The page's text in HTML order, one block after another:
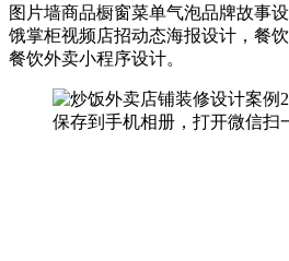
图片墙商品橱窗菜单气泡品牌故事
饿掌柜视频店招动态海报设计，餐
餐饮外卖小程序设计。
保存到手机相册，打开微信扫